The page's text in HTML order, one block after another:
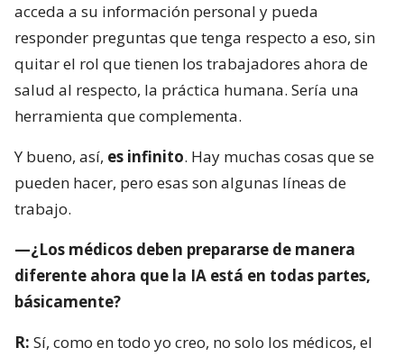
acceda a su información personal y pueda
responder preguntas que tenga respecto a eso, sin
quitar el rol que tienen los trabajadores ahora de
salud al respecto, la práctica humana. Sería una
herramienta que complementa.
Y bueno, así, es infinito. Hay muchas cosas que se
pueden hacer, pero esas son algunas líneas de
trabajo.
—¿Los médicos deben prepararse de manera
diferente ahora que la IA está en todas partes,
básicamente?
R: Sí, como en todo yo creo, no solo los médicos, el